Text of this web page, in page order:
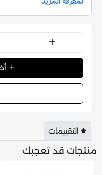
التقييمات
منتجات قد تعجبك